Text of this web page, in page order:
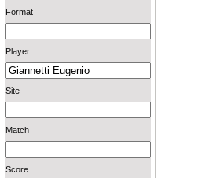
Format
Player
Site
Match
Score